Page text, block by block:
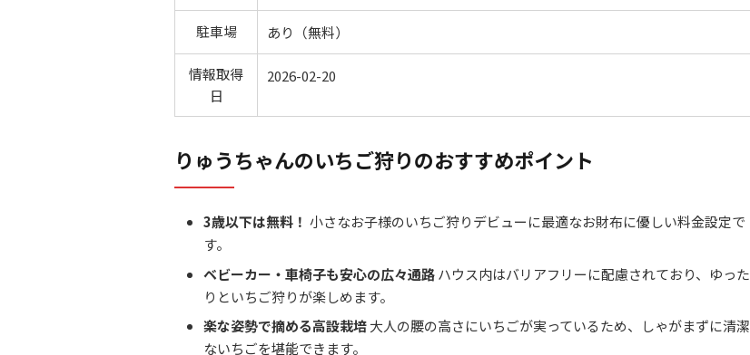
駐車場 あり（無料）
情報取得
日
2026-02-20
りゅうちゃんのいちご狩りのおすすめポイント
3歳以下は無料！ 小さなお子様のいちご狩りデビューに最適なお財布に優しい料金設定で
す。
ベビーカー・車椅子も安心の広々通路ハウス内はバリアフリーに配慮されており、ゆった
りといちご狩りが楽しめます。
楽な姿勢で摘める高設栽培大人の腰の高さにいちごが実っているため、しゃがまずに清潔
ないちごを堪能できます。